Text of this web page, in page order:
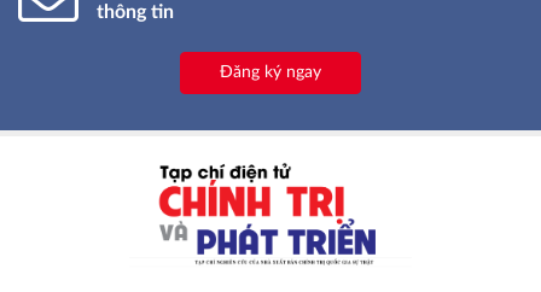
thông tin
Đăng ký ngay